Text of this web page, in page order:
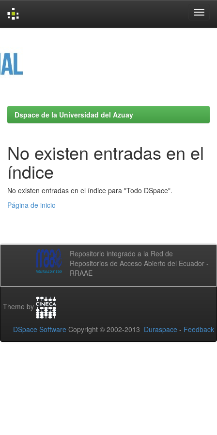
Dspace de la Universidad del Azuay
No existen entradas en el
índice
No existen entradas en el índice para "Todo DSpace".
Página de inicio
Repositorio integrado a la Red de
Repositorios de Acceso Abierto del Ecuador -
RRAAE
Theme by
DSpace Software Copyright © 2002-2013 Duraspace - Feedback